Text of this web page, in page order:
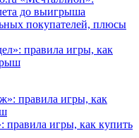
до выигрыша
покупателей, плюсы
правила игры, как
правила игры, как купить